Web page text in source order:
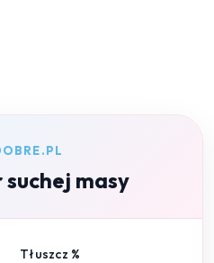
masy
Tłuszcz %